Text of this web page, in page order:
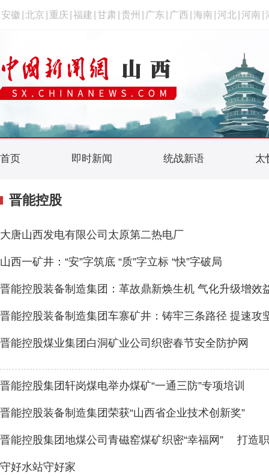
安徽 北京 重庆 福建 甘肃 贵州 广东 广西 海南 河北 河南
首页 即时新闻 统战新语 太
晋能控股
大唐山西发电有限公司太原第二热电厂
山西一矿井：“安”字筑底 “质”字立标 “快”字破局
晋能控股装备制造集团：革故鼎新焕生机 气化升级增效
晋能控股装备制造集团车寨矿井：铸牢三条路径 提速攻
晋能控股煤业集团白洞矿业公司织密春节安全防护网
晋能控股集团轩岗煤电举办煤矿“一通三防”专项培训
晋能控股装备制造集团荣获“山西省企业技术创新奖”
晋能控股集团地煤公司青磁窑煤矿织密“幸福网” 打造职
守好水站守好家